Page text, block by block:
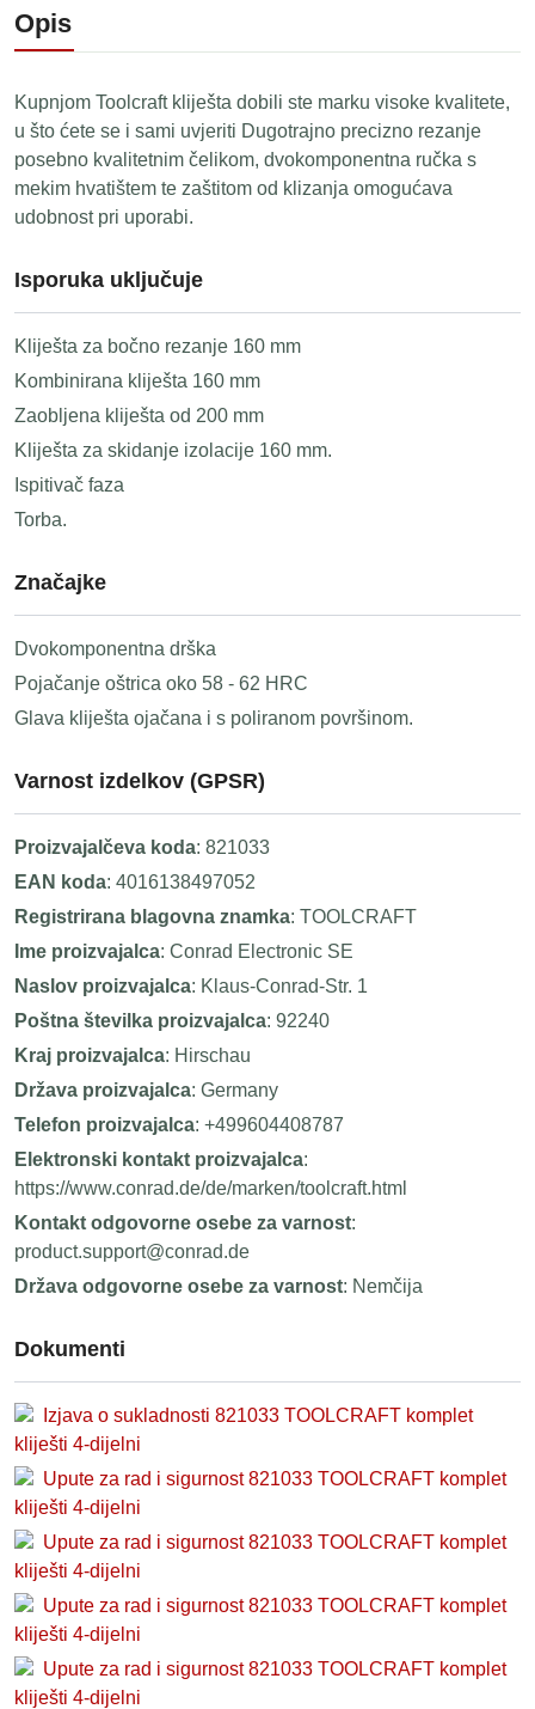
Opis
Kupnjom Toolcraft kliješta dobili ste marku visoke kvalitete,
u što ćete se i sami uvjeriti Dugotrajno precizno rezanje
posebno kvalitetnim čelikom, dvokomponentna ručka s
mekim hvatištem te zaštitom od klizanja omogućava
udobnost pri uporabi.
Isporuka uključuje
Kliješta za bočno rezanje 160 mm
Kombinirana kliješta 160 mm
Zaobljena kliješta od 200 mm
Kliješta za skidanje izolacije 160 mm.
Ispitivač faza
Torba.
Značajke
Dvokomponentna drška
Pojačanje oštrica oko 58 - 62 HRC
Glava kliješta ojačana i s poliranom površinom.
Varnost izdelkov (GPSR)
Proizvajalčeva koda: 821033
EAN koda: 4016138497052
Registrirana blagovna znamka: TOOLCRAFT
Ime proizvajalca: Conrad Electronic SE
Naslov proizvajalca: Klaus-Conrad-Str. 1
Poštna številka proizvajalca: 92240
Kraj proizvajalca: Hirschau
Država proizvajalca: Germany
Telefon proizvajalca: +499604408787
Elektronski kontakt proizvajalca:
https://www.conrad.de/de/marken/toolcraft.html
Kontakt odgovorne osebe za varnost:
product.support@conrad.de
Država odgovorne osebe za varnost: Nemčija
Dokumenti
Izjava o sukladnosti 821033 TOOLCRAFT komplet
kliješti 4-dijelni
Upute za rad i sigurnost 821033 TOOLCRAFT komplet
kliješti 4-dijelni
Upute za rad i sigurnost 821033 TOOLCRAFT komplet
kliješti 4-dijelni
Upute za rad i sigurnost 821033 TOOLCRAFT komplet
kliješti 4-dijelni
Upute za rad i sigurnost 821033 TOOLCRAFT komplet
kliješti 4-dijelni